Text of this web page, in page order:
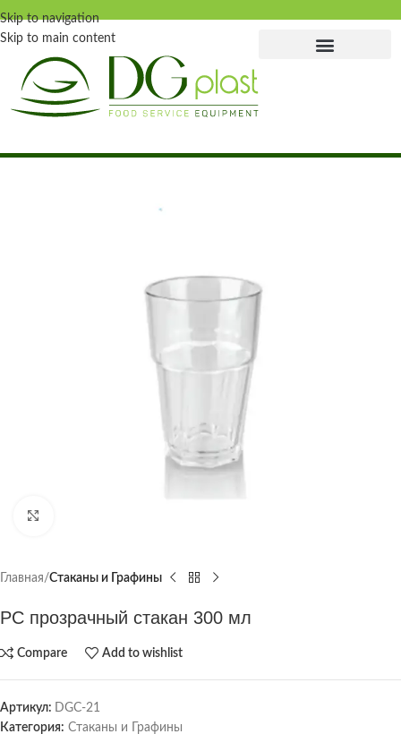
Skip to navigation
Skip to main content
Главная Стаканы и Графины
PC прозрачный стакан 300 мл
Compare Add to wishlist
Артикул:
DGC-21
Категория: Стаканы и Графины